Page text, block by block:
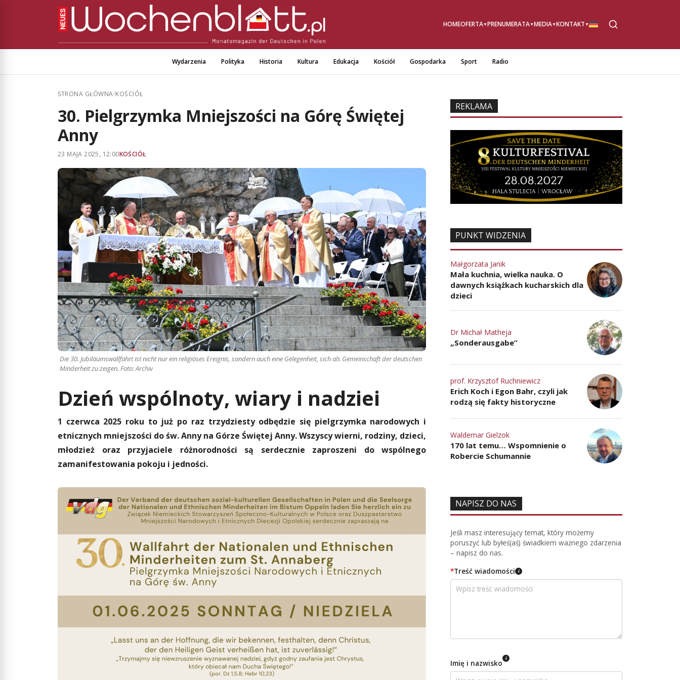
HOMEOFERTA PRENUMERATA MEDIA KONTAKT
Wydarzenia Polityka Historia Kultura Edukacja Kościół Gospodarka Sport Radio
STRONA GŁÓWNA/KOŚCIÓŁ
30. Pielgrzymka Mniejszości na Górę Świętej
Anny
23 MAJA 2025, 12:00KOŚCIÓŁ
Die 30. Jubiläumswallfahrt ist nicht nur ein religiöses Ereignis, sondern auch eine Gelegenheit, sich als Gemeinschaft der deutschen
Minderheit zu zeigen. Foto: Archiv
Dzień wspólnoty, wiary i nadziei
1 czerwca 2025 roku to już po raz trzydziesty odbędzie się pielgrzymka narodowych i
etnicznych mniejszości do św. Anny na Górze Świętej Anny. Wszyscy wierni, rodziny, dzieci,
młodzież oraz przyjaciele różnorodności są serdecznie zaproszeni do wspólnego
zamanifestowania pokoju i jedności.
REKLAMA
PUNKT WIDZENIA
Małgorzata Janik
Mała kuchnia, wielka nauka. O
dawnych książkach kucharskich dla
dzieci
Dr Michał Matheja
„Sonderausgabe”
prof. Krzysztof Ruchniewicz
Erich Koch i Egon Bahr, czyli jak
rodzą się fakty historyczne
Waldemar Gielzok
170 lat temu… Wspomnienie o
Robercie Schumannie
NAPISZ DO NAS
Jeśli masz interesujący temat, który możemy
poruszyć lub byłeś(aś) świadkiem ważnego zdarzenia
– napisz do nas.
*Treść wiadomości i
Imię i nazwisko i